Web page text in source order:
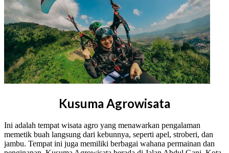
Kusuma Agrowisata
Ini adalah tempat wisata agro yang menawarkan pengalaman
memetik buah langsung dari kebunnya, seperti apel, stroberi, dan
jambu. Tempat ini juga memiliki berbagai wahana permainan dan